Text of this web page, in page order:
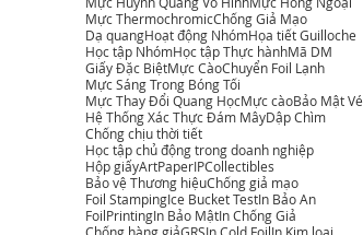
Mực ThermochromicChống Giả Mạo
Dạ quangHoạt động NhómHọa tiết Guilloche
Học tập NhómHọc tập Thực hànhMã DM
Giấy Đặc BiệtMực CàoChuyển Foil Lạnh
Mực Sáng Trong Bóng Tối
Mực Thay Đổi Quang HọcMực càoBảo Mật Vé
Hệ Thống Xác Thực Đám MâyDập Chìm
Chống chịu thời tiết
Học tập chủ động trong doanh nghiệp
Hộp giấyArtPaperIPCollectibles
Bảo vệ Thương hiệuChống giả mạo
Foil StampingIce Bucket TestIn Bảo An
FoilPrintingIn Bảo MậtIn Chống Giả
Chống hàng giảGRSIn Cold FoilIn Kim loại